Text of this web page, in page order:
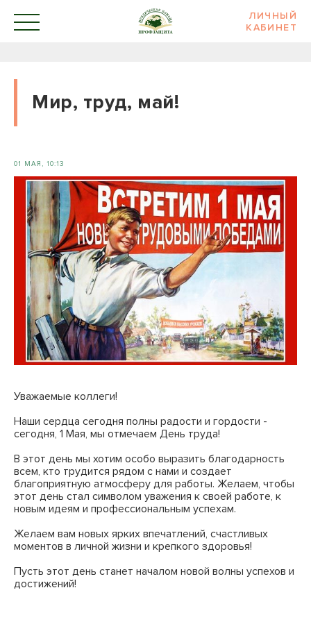
ЛИЧНЫЙ
КАБИНЕТ
Мир, труд, май!
01 МАЯ, 10:13
Уважаемые коллеги!
Наши сердца сегодня полны радости и гордости -
сегодня, 1 Мая, мы отмечаем День труда!
В этот день мы хотим особо выразить благодарность
всем, кто трудится рядом с нами и создает
благоприятную атмосферу для работы. Желаем, чтобы
этот день стал символом уважения к своей работе, к
новым идеям и профессиональным успехам.
Желаем вам новых ярких впечатлений, счастливых
моментов в личной жизни и крепкого здоровья!
Пусть этот день станет началом новой волны успехов и
достижений!